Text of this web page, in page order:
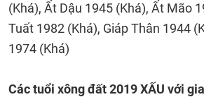
(Khá), Ất Dậu 1945 (Khá), Ất Mão
Tuất 1982 (Khá), Giáp Thân 1944
1974 (Khá)
Các tuổi xông đất 2019 XẤU với